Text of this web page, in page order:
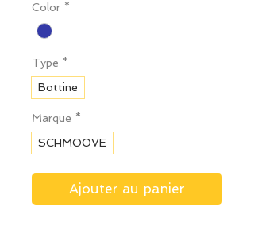
Color *
Type *
Bottine
Marque *
SCHMOOVE
Ajouter au panier